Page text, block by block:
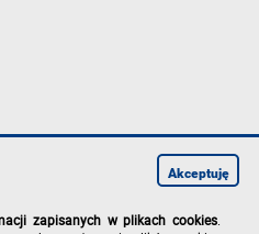
zapisanych w plikach cookies
Akceptuję